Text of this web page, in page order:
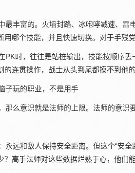
最丰富的。火墙封路、冰咆哮减速、
用哪个技能，并且快速切换。对于手残
PK时，往往是站桩输出，技能按顺序
连贯操作，战士从头到尾都摸不到他的
子玩的职业，不是用手
那么意识就是法师的上限。法师的意识
永远和敌人保持安全距离。但这个“安
？高手法师对这些数据烂熟于心，他们